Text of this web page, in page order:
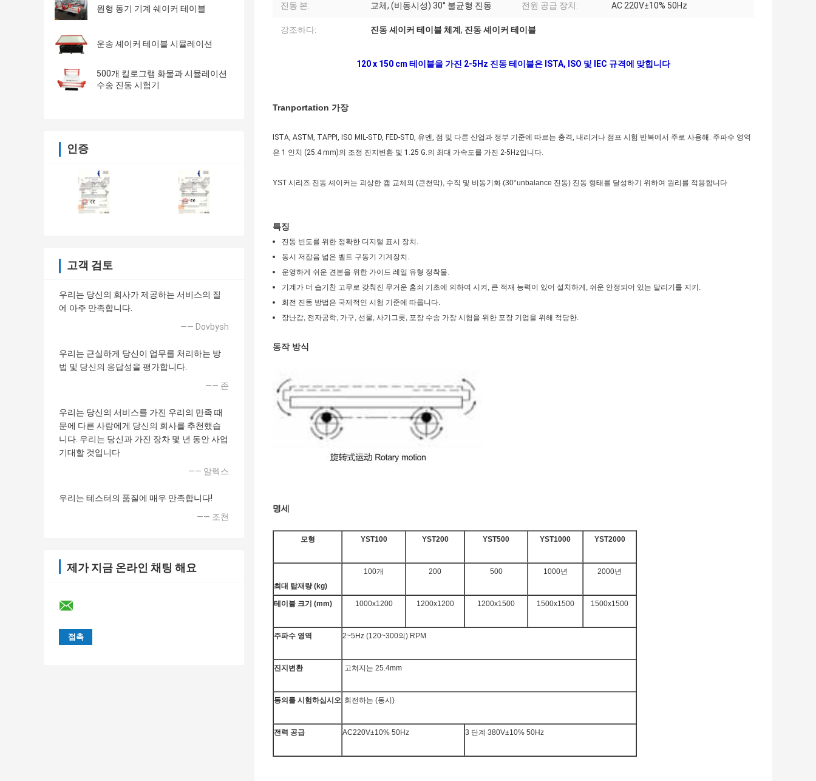
원형 동기 기계 쉐이커 테이블
운송 셰이커 테이블 시뮬레이션
500개 킬로그램 화물과 시뮬레이션
수송 진동 시험기
인증
고객 검토
우리는 당신의 회사가 제공하는 서비스의 질
에 아주 만족합니다.
—— Dovbysh
우리는 근실하게 당신이 업무를 처리하는 방
법 및 당신의 응답성을 평가합니다.
—— 존
우리는 당신의 서비스를 가진 우리의 만족 때
문에 다른 사람에게 당신의 회사를 추천했습
니다. 우리는 당신과 가진 장차 몇 년 동안 사업
기대할 것입니다
—— 알렉스
우리는 테스터의 품질에 매우 만족합니다!
—— 조천
제가 지금 온라인 채팅 해요
진동 본: 교체, (비동시성) 30° 불균형 진동 전원 공급 장치: AC 220V±10% 50Hz
강조하다: 진동 셰이커 테이블 체계 , 진동 셰이커 테이블
120 x 150 cm 테이블을 가진 2-5Hz 진동 테이블은 ISTA, ISO 및 IEC 규격에 맞힙니다
Tranportation 가장
ISTA, ASTM, TAPPI, ISO MIL-STD, FED-STD, 유엔, 점 및 다른 산업과 정부 기준에 따르는 충격, 내리거나 점프 시험 반복에서 주로 사용해. 주파수 영역
은 1 인치 (25.4 mm)의 조정 진지변환 및 1.25 G.의 최대 가속도를 가진 2-5Hz입니다.
YST 시리즈 진동 셰이커는 괴상한 캠 교체의 (큰천막), 수직 및 비동기화 (30°unbalance 진동) 진동 형태를 달성하기 위하여 원리를 적용합니다
특징
진동 빈도를 위한 정확한 디지털 표시 장치.
동시 저잡음 넓은 벨트 구동기 기계장치.
운영하게 쉬운 견본을 위한 가이드 레일 유형 정착물.
기계가 더 습기찬 고무로 갖춰진 무거운 홈쇠 기초에 의하여 시켜, 큰 적재 능력이 있어 설치하게, 쉬운 안정되어 있는 달리기를 지키.
회전 진동 방법은 국제적인 시험 기준에 따릅니다.
장난감, 전자공학, 가구, 선물, 사기그릇, 포장 수송 가장 시험을 위한 포장 기업을 위해 적당한.
동작 방식
명세
모형 YST100 YST200 YST500 YST1000 YST2000
최대 탑재량 (kg)
100개 200 500 1000년 2000년
테이블 크기 (mm) 1000x1200 1200x1200 1200x1500 1500x1500 1500x1500
주파수 영역 2~5Hz (120~300의) RPM
진지변환 고쳐지는 25.4mm
동의를 시험하십시오 회전하는 (동시)
전력 공급 AC220V±10% 50Hz 3 단계 380V±10% 50Hz